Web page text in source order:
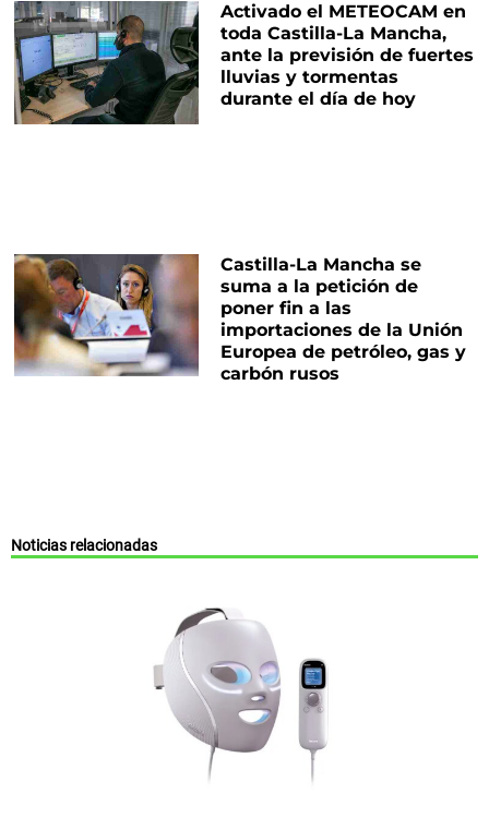
Activado el METEOCAM en
toda Castilla-La Mancha,
ante la previsión de fuertes
lluvias y tormentas
durante el día de hoy
Castilla-La Mancha se
suma a la petición de
poner fin a las
importaciones de la Unión
Europea de petróleo, gas y
carbón rusos
Noticias relacionadas